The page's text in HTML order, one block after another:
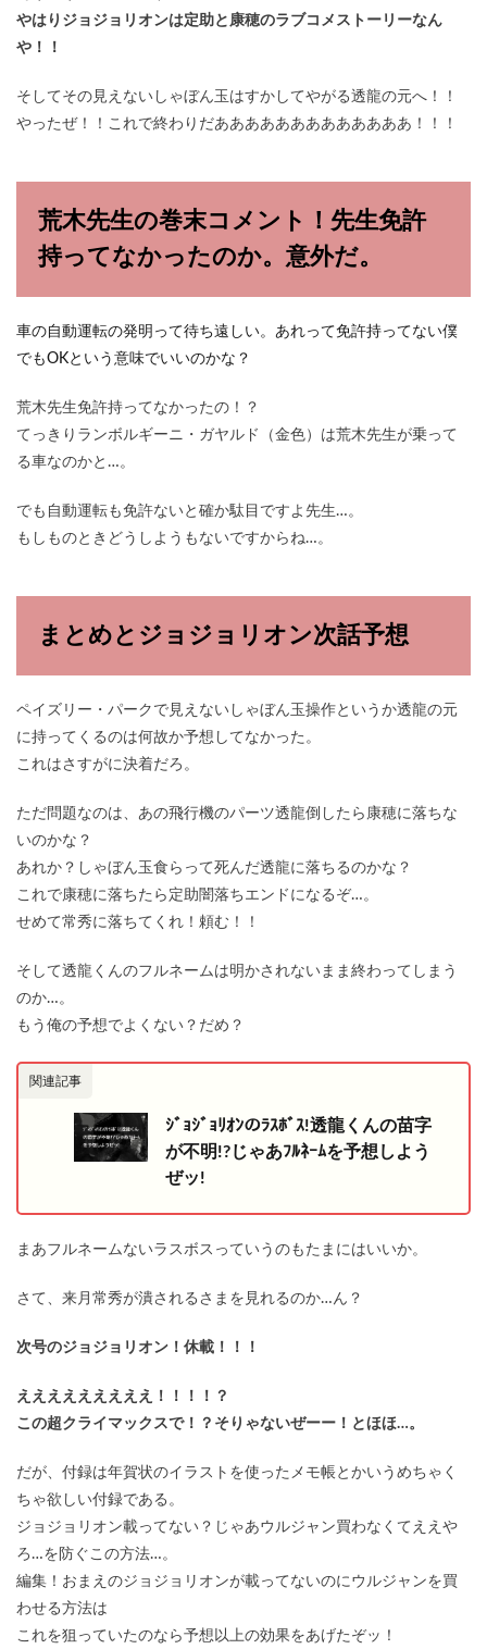
やはりジョジョリオンは定助と康穂のラブコメストーリーなん
や！！
そしてその見えないしゃぼん玉はすかしてやがる透龍の元へ！！
やったぜ！！これで終わりだあああああああああああああ！！！
荒木先生の巻末コメント！先生免許
持ってなかったのか。意外だ。
車の自動運転の発明って待ち遠しい。あれって免許持ってない僕
でもOKという意味でいいのかな？
荒木先生免許持ってなかったの！？
てっきりランボルギーニ・ガヤルド（金色）は荒木先生が乗って
る車なのかと…。
でも自動運転も免許ないと確か駄目ですよ先生…。
もしものときどうしようもないですからね…。
まとめとジョジョリオン次話予想
ペイズリー・パークで見えないしゃぼん玉操作というか透龍の元
に持ってくるのは何故か予想してなかった。
これはさすがに決着だろ。
ただ問題なのは、あの飛行機のパーツ透龍倒したら康穂に落ちな
いのかな？
あれか？しゃぼん玉食らって死んだ透龍に落ちるのかな？
これで康穂に落ちたら定助闇落ちエンドになるぞ…。
せめて常秀に落ちてくれ！頼む！！
そして透龍くんのフルネームは明かされないまま終わってしまう
のか…。
もう俺の予想でよくない？だめ？
関連記事
ｼﾞｮｼﾞｮﾘｵﾝのﾗｽﾎﾞｽ!透龍くんの苗字
が不明!?じゃあﾌﾙﾈｰﾑを予想しよう
ぜッ!
まあフルネームないラスボスっていうのもたまにはいいか。
さて、来月常秀が潰されるさまを見れるのか…ん？
次号のジョジョリオン！休載！！！
えええええええええ！！！！？
この超クライマックスで！？そりゃないぜーー！とほほ…。
だが、付録は年賀状のイラストを使ったメモ帳とかいうめちゃく
ちゃ欲しい付録である。
ジョジョリオン載ってない？じゃあウルジャン買わなくてええや
ろ…を防ぐこの方法…。
編集！おまえのジョジョリオンが載ってないのにウルジャンを買
わせる方法は
これを狙っていたのなら予想以上の効果をあげたぞッ！